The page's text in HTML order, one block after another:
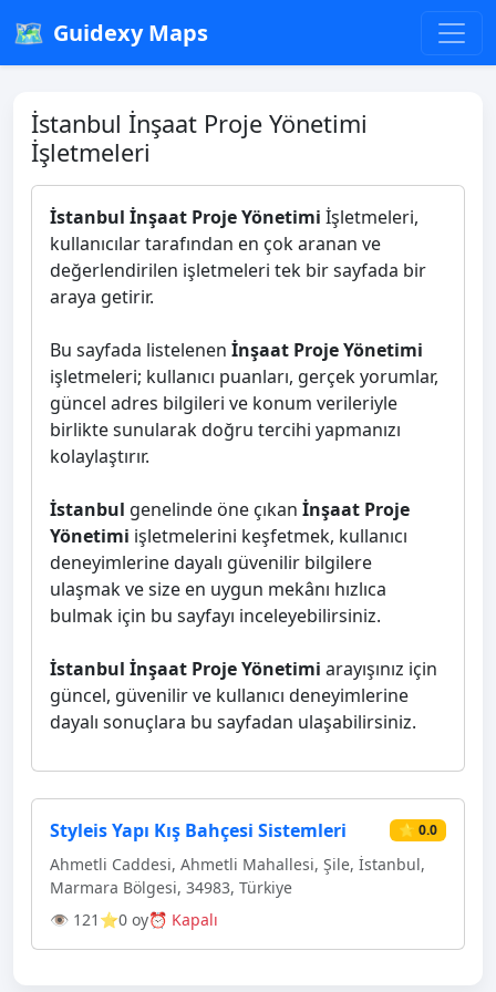
🗺️ Guidexy Maps
İstanbul İnşaat Proje Yönetimi
İşletmeleri
İstanbul İnşaat Proje Yönetimi İşletmeleri,
kullanıcılar tarafından en çok aranan ve
değerlendirilen işletmeleri tek bir sayfada bir
araya getirir.
Bu sayfada listelenen İnşaat Proje Yönetimi
işletmeleri; kullanıcı puanları, gerçek yorumlar,
güncel adres bilgileri ve konum verileriyle
birlikte sunularak doğru tercihi yapmanızı
kolaylaştırır.
İstanbul genelinde öne çıkan İnşaat Proje
Yönetimi işletmelerini keşfetmek, kullanıcı
deneyimlerine dayalı güvenilir bilgilere
ulaşmak ve size en uygun mekânı hızlıca
bulmak için bu sayfayı inceleyebilirsiniz.
İstanbul İnşaat Proje Yönetimi arayışınız için
güncel, güvenilir ve kullanıcı deneyimlerine
dayalı sonuçlara bu sayfadan ulaşabilirsiniz.
Styleis Yapı Kış Bahçesi Sistemleri ⭐ 0.0
Ahmetli Caddesi, Ahmetli Mahallesi, Şile, İstanbul,
Marmara Bölgesi, 34983, Türkiye
👁 121 ⭐0 oy⏰ Kapalı